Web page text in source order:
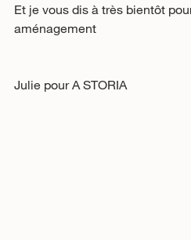
Et je vous dis à très bientôt
aménagement
Julie pour A STORIA